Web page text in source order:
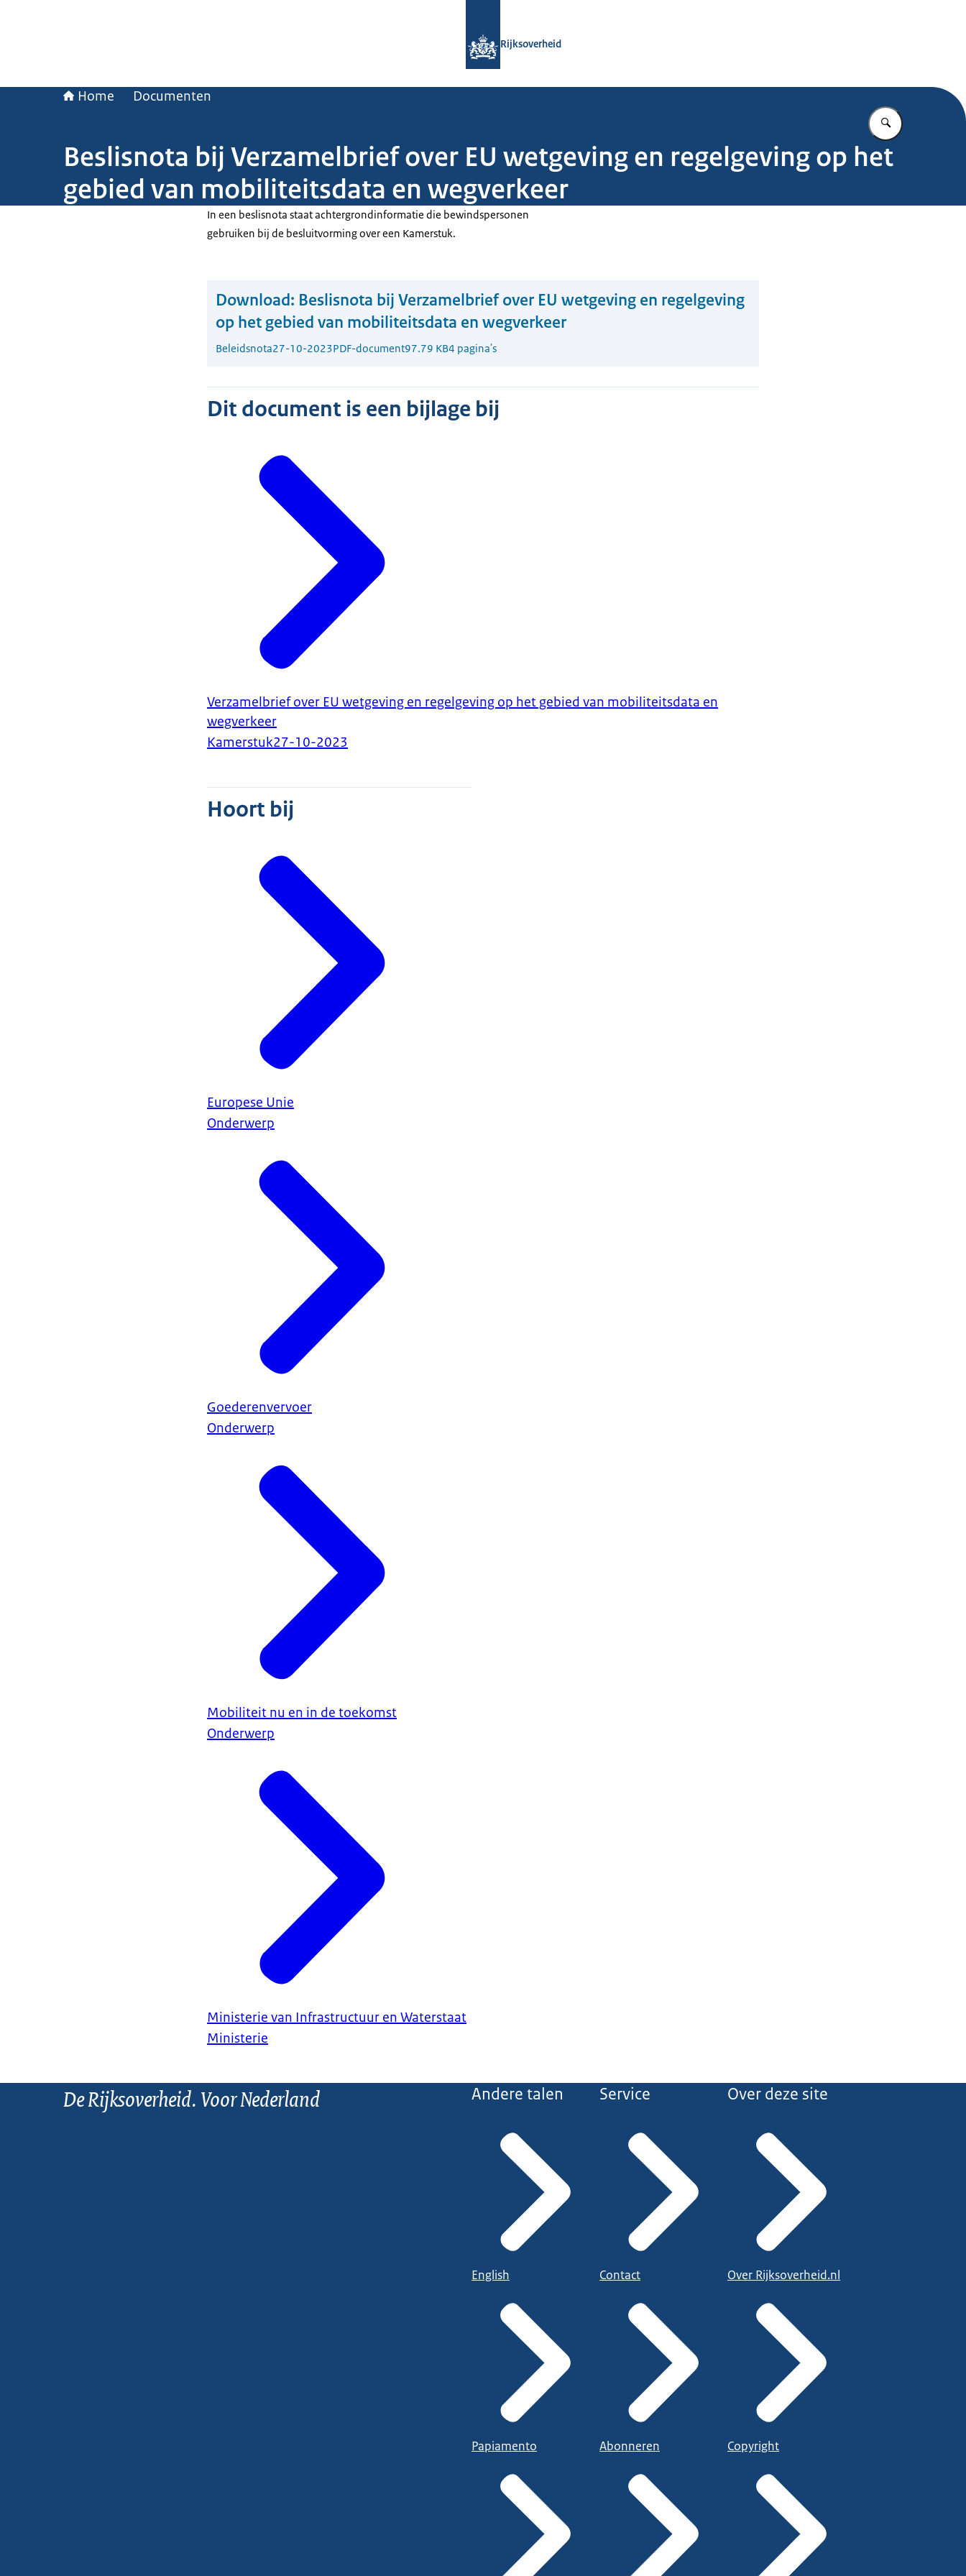
Rijksoverheid
Home Documenten
Vul in wat u
Beslisnota bij Verzamelbrief over EU wetgeving en regelgeving op het
gebied van mobiliteitsdata en wegverkeer
In een beslisnota staat achtergrondinformatie die bewindspersonen
gebruiken bij de besluitvorming over een Kamerstuk.
Download: Beslisnota bij Verzamelbrief over EU wetgeving en regelgeving
op het gebied van mobiliteitsdata en wegverkeer
Beleidsnota27-10-2023PDF-document97.79 KB4 pagina's
Dit document is een bijlage bij
Verzamelbrief over EU wetgeving en regelgeving op het gebied van mobiliteitsdata en
wegverkeer
Kamerstuk27-10-2023
Hoort bij
Europese Unie
Onderwerp
Goederenvervoer
Onderwerp
Mobiliteit nu en in de toekomst
Onderwerp
Ministerie van Infrastructuur en Waterstaat
Ministerie
De Rijksoverheid. Voor Nederland Andere talen
English
Papiamento
Service
Contact
Abonneren
Over deze site
Over Rijksoverheid.nl
Copyright